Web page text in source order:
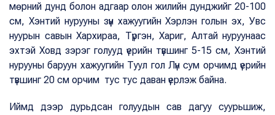
мөрний дунд болон адгаар олон жилийн дунджийг 20-100
см, Хэнтий нурууны зүүн хажуугийн Хэрлэн голын эх, Увс
нуурын савын Хархираа, Түргэн, Хариг, Алтай нуруунаас
эхтэй Ховд зэрэг голууд үерийн түвшинг 5-15 см, Хэнтий
нурууны баруун хажуугийн Туул гол Лүн сум орчимд үерийн
түвшинг 20 см орчим тус тус даван үерлэж байна.
Иймд дээр дурьдсан голуудын сав дагуу суурьшиж,